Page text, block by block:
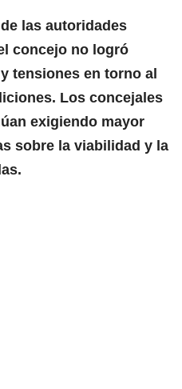
las autoridades
concejo no logró
tensiones en torno al
Los concejales
exigiendo mayor
sobre la viabilidad y la